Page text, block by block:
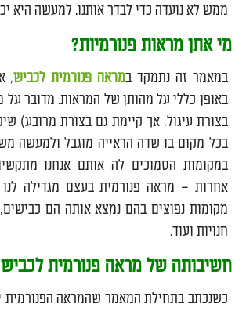
ממש לא נועדה כדי לבדר אותנו. למעשה היא
מי אתן מראות פנורמיות?
במאמר זה נתמקד במראה פנורמית לכביש,
באופן כללי על מהותן של המראות. מדובר על
בצורת עיגול, אך קיימת גם בצורת מרובע)
בכל מקום בו שדה הראייה מוגבל ולמעשה
במקומות הסמוכים לה אותם אנחנו
אחרות – מראה פנורמית בעצם מגדילה
מקומות נפוצים בהם נמצא אותה הם כבישים,
חנויות ועוד.
חשיבותה של מראה פנורמית לכביש
כשנכתב בתחילת המאמר שהמראה הפנורמית